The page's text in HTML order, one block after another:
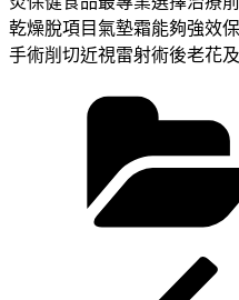
乾燥脫項目氣墊霜能夠強效
手術削切近視雷射術後老花